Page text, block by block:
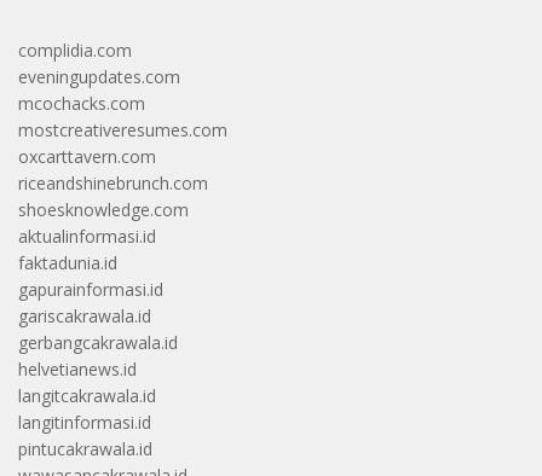
complidia.com
eveningupdates.com
mcochacks.com
mostcreativeresumes.com
oxcarttavern.com
riceandshinebrunch.com
shoesknowledge.com
aktualinformasi.id
faktadunia.id
gapurainformasi.id
gariscakrawala.id
gerbangcakrawala.id
helvetianews.id
langitcakrawala.id
langitinformasi.id
pintucakrawala.id